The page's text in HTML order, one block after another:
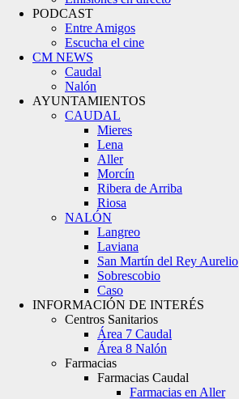
PODCAST
Entre Amigos
Escucha el cine
CM NEWS
Caudal
Nalón
AYUNTAMIENTOS
CAUDAL
Mieres
Lena
Aller
Morcín
Ribera de Arriba
Riosa
NALÓN
Langreo
Laviana
San Martín del Rey Aurelio
Sobrescobio
Caso
INFORMACIÓN DE INTERÉS
Centros Sanitarios
Área 7 Caudal
Área 8 Nalón
Farmacias
Farmacias Caudal
Farmacias en Aller